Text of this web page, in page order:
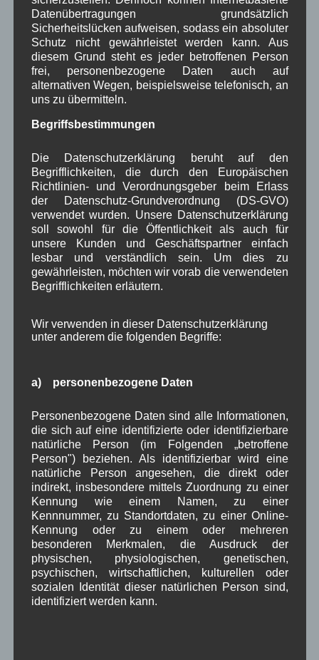
Januar 2025(8)
Dezember 2024(7)
November 2024(14)
Oktober 2024(10)
September 2024(8)
August 2024(2)
Juli 2024(9)
Mai 2024(4)
März 2024(4)
Februar 2024(4)
Januar 2024(5)
Dezember 2023(8)
November 2023(5)
Oktober 2023(8)
September 2023(8)
August 2023(4)
Juli 2023(8)
Juni 2023(7)
April 2023(10)
März 2023(5)
Dezember 2022(7)
Oktober 2022(8)
September 2022 (2)
August 2022(6)
Juli 2022(5)
Juni 2022(4)
Mai 2022(5)
April 2022(8)
März 2022(6)
Februar 2022
(4)
Januar 2022(3)
Dezember 2021(7)
November 2021(9)
Oktober 2021(8)
September 2021(8)
Datenübertragungen grundsätzlich
Sicherheitslücken aufweisen, sodass ein absoluter
Schutz nicht gewährleistet werden kann. Aus
diesem Grund steht es jeder betroffenen Person
frei, personenbezogene Daten auch auf
alternativen Wegen, beispielsweise telefonisch, an
uns zu übermitteln.
Begriffsbestimmungen
Die Datenschutzerklärung beruht auf den
Begrifflichkeiten, die durch den Europäischen
Richtlinien- und Verordnungsgeber beim Erlass
der Datenschutz-Grundverordnung (DS-GVO)
verwendet wurden. Unsere Datenschutzerklärung
soll sowohl für die Öffentlichkeit als auch für
unsere Kunden und Geschäftspartner einfach
lesbar und verständlich sein. Um dies zu
gewährleisten, möchten wir vorab die verwendeten
Begrifflichkeiten erläutern.
Wir verwenden in dieser Datenschutzerklärung
unter anderem die folgenden Begriffe:
a) personenbezogene Daten
Personenbezogene Daten sind alle Informationen,
die sich auf eine identifizierte oder identifizierbare
natürliche Person (im Folgenden „betroffene
Person") beziehen. Als identifizierbar wird eine
natürliche Person angesehen, die direkt oder
indirekt, insbesondere mittels Zuordnung zu einer
Kennung wie einem Namen, zu einer
Kennnummer, zu Standortdaten, zu einer Online-
Kennung oder zu einem oder mehreren
besonderen Merkmalen, die Ausdruck der
physischen, physiologischen, genetischen,
psychischen, wirtschaftlichen, kulturellen oder
sozialen Identität dieser natürlichen Person sind,
identifiziert werden kann.